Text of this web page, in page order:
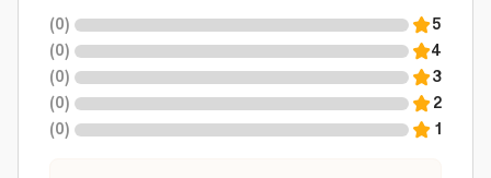
5
(
0
)
4
(
0
)
3
(
0
)
2
(
0
)
1
(
0
)